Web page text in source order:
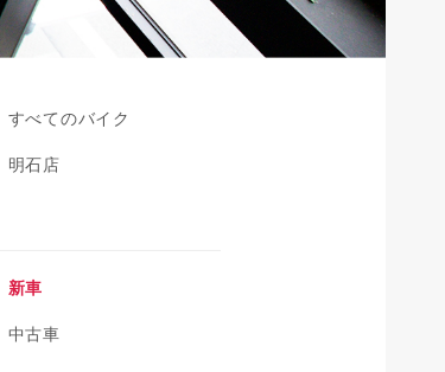
すべてのバイク
明石店
新車
中古車